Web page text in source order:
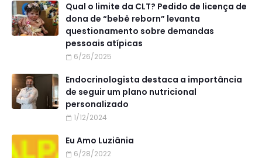
Qual o limite da CLT? Pedido de licença de
dona de “bebê reborn” levanta
questionamento sobre demandas
pessoais atípicas
6/26/2025
Endocrinologista destaca a importância
de seguir um plano nutricional
personalizado
1/12/2024
Eu Amo Luziânia
6/28/2022